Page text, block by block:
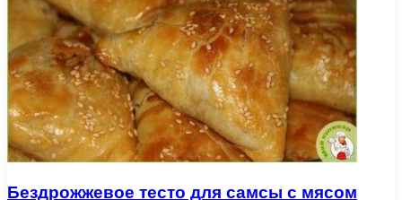
Бездрожжевое тесто для самсы с мясом